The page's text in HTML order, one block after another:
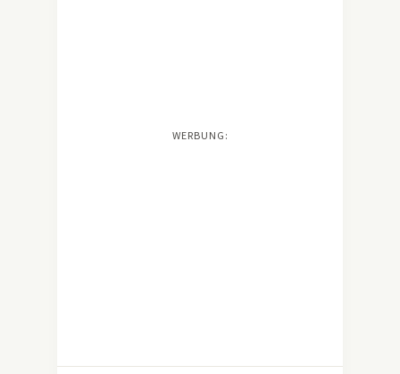
WERBUNG: